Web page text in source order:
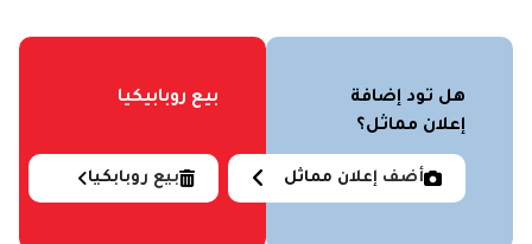
هل تود إضافة
إعلان مماثل؟
أضف إعلان مماثل
بيع روبابيكيا
بيع روبابكيا